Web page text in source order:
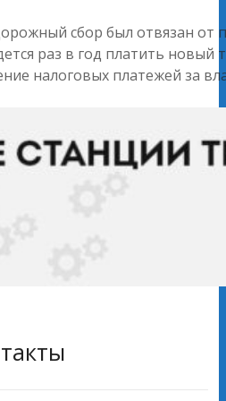
сбор был отвязан
раз в год платить новый
налоговых платежей за